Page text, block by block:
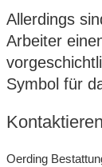
Allerdings
Arbeiter
Symbol für
Oerding